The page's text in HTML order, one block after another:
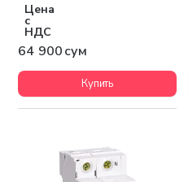
Цена
с
НДС
64 900 сум
Купить